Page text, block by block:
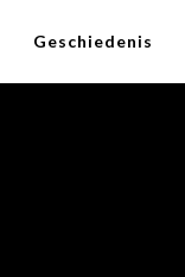
Geschiedenis